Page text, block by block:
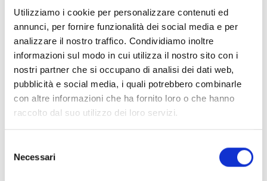
Utilizziamo i cookie per personalizzare contenuti ed
annunci, per fornire funzionalità dei social media e per
analizzare il nostro traffico. Condividiamo inoltre
informazioni sul modo in cui utilizza il nostro sito con i
nostri partner che si occupano di analisi dei dati web,
pubblicità e social media, i quali potrebbero combinarle
con altre informazioni che ha fornito loro o che hanno
raccolto dal suo utilizzo dei loro servizi.
delNecessari
A causa di un inganno del padre, un incallito giocatore
d’azzardo, la liceale Shion si ritrova di punto in bianco
a lavorare e vivere in un negozio di fiori. La ragazza,
che porta nel cuore la ferita per la prematura
scomparsa della madre, trova un sostegno in
Mamyuda, il giovane proprietario del negozio, che per
quanto severo prova compassione per lei e la tratta
con dolcezza. Con il passare dei giorni, in Shion